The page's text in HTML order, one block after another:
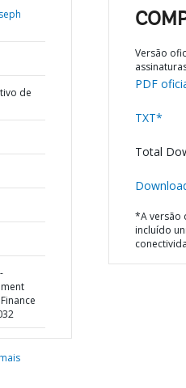
de
Versão
PDF
TXT*
Total
*A versão
incluído